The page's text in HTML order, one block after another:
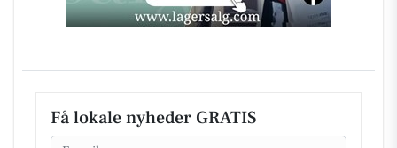
Få lokale nyheder GRATIS
Email